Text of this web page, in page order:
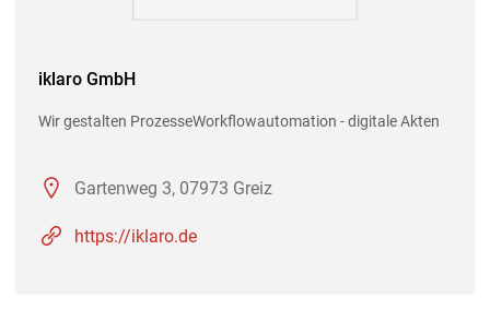
iklaro GmbH
Wir gestalten ProzesseWorkflowautomation - digitale Akten
Gartenweg 3, 07973 Greiz
https://iklaro.de